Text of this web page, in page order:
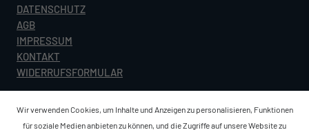
DATENSCHUTZ
AGB
IMPRESSUM
KONTAKT
WIDERRUFSFORMULAR
Wir verwenden Cookies, um Inhalte und Anzeigen zu personalisieren, Funktionen
für soziale Medien anbieten zu können, und die Zugriffe auf unsere Website zu